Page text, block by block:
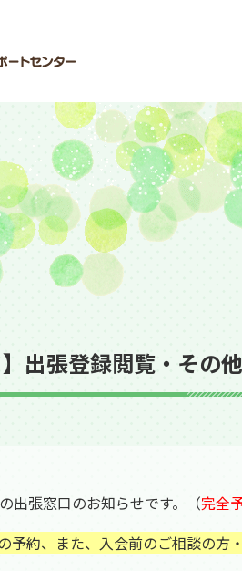
】出張登録閲覧・そ
出張窓口のお知らせです。（完全
約、また、入会前のご相談の方